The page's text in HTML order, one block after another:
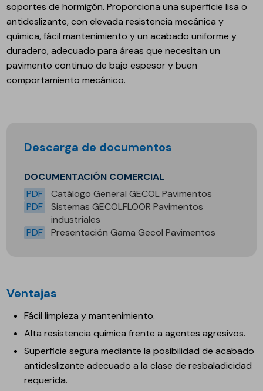
soportes de hormigón. Proporciona una superficie lisa o
antideslizante, con elevada resistencia mecánica y
química, fácil mantenimiento y un acabado uniforme y
duradero, adecuado para áreas que necesitan un
pavimento continuo de bajo espesor y buen
comportamiento mecánico.
Descarga de documentos
DOCUMENTACIÓN COMERCIAL
PDF
Catálogo General GECOL Pavimentos
PDF
Sistemas GECOLFLOOR Pavimentos
industriales
PDF
Presentación Gama Gecol Pavimentos
Ventajas
Fácil limpieza y mantenimiento.
Alta resistencia química frente a agentes agresivos.
Superficie segura mediante la posibilidad de acabado
antideslizante adecuado a la clase de resbaladicidad
requerida.